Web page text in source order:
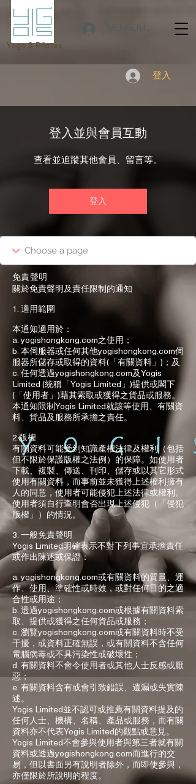
Yoga & Pilates
MEMBER LOGIN
登入
登入並與會員互動
查看並追蹤其他會員、留言等。
登入
免責聲明
關於免責聲明及責任限制的通知
1. 適用範圍
本通知適用於：
a. yogishongkong.com之使用；
b. 本伺服器或任何其他yogishongkong.com伺
服器所儲存或取得的資料(「有關資料」)；及
c. 任何透過yogishongkong.com及Yogis
Limited (統稱「Yogis Limited」)提供或閣下
(「使用者」)藉其索取或獲得之貨品或服務。
本通知限制Yogis Limited就該等使用、有關資
料、貨品及服務所承擔之責任。
2.版權
有關資料可能受到知識產權法律及權利（包括
但不限於保護版權之法例）的保障。如使用者
下載、複製、傳送、刊印、儲存或以其它形式
使用有關資料，而事前並未獲得上述權利擁有
人的同意，使用者可能侵犯上述法律或權利。
使用者須自行查明會否出現上述侵犯（「侵犯
版權」）的情況。
3. 一般免責聲明
Yogis Limited明確表示不對下列事宜承擔責任
或作出陳述或保證：
a. yogishongkong.com或有關資料的質量、運
作、使用、準確性或時效，或對任何目的之適
合性或用途；
b. 透過yogishongkong.com或根據有關資料索
取、提供或獲得之任何貨品或服務；
c. 瀏覽yogishongkong.com或有關資料時不受
干擾，或資料正確無誤，或有關資料不含任何
電腦病毒或不具污染性或破壞性；
d. 有關資料不會令使用者或其他人士反感或厭
惡；
e. 有關資料含有或會引致錯誤、遺漏或失實陳
述。
Yogis Limited並不認可或推薦有關資料提及的
任何人士、機構、名稱、產品或服務，而有關
資料亦不代表Yogis Limited的觀點或意見。
Yogis Limited不會參與使用者與第三者就有關
資料或透過yogishongkong.com而進行的交
易，但以書面另有說明者除外，而即使參與，
亦僅限於所說明的程度。
🌟 Welcome to Yogis!
Are you looking a place for practice?
Teacher
Yogis
Tap to chat